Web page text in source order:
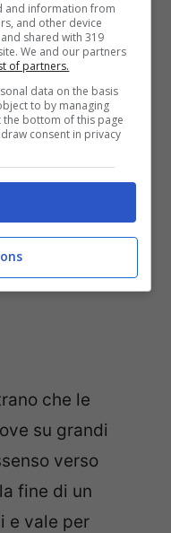
, e non
credendo di
si schiera
che le
su grandi
verso
fine di un
e vale per
and information from
and other device
shared with 319
We and our partners
of partners.
data on the basis
to by managing
bottom of this page
consent in privacy